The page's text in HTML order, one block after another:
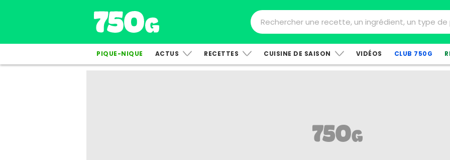
PIQUE-NIQUE ACTUS RECETTES CUISINE DE SAISON VIDÉOS CLUB 750G